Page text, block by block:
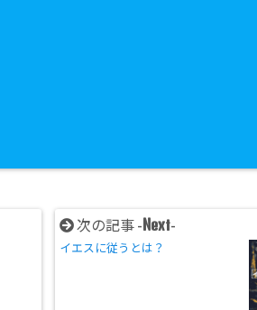
次の記事 - Next-
イエスに従うとは？